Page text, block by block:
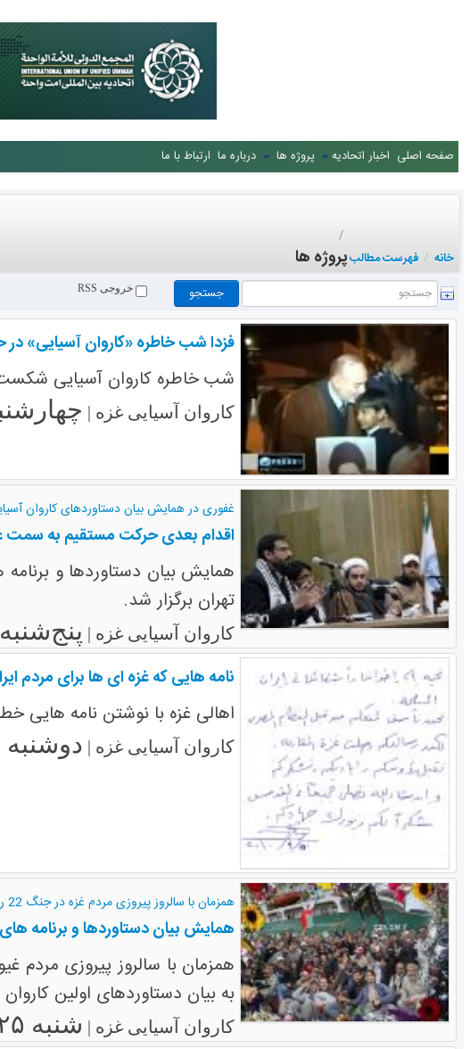
صفحه اصلی اخبار اتحادیه پروژه ها درباره ما ارتباط با ما
خانه / فهرست مطالب
/
پروژه ها
خروجی RSS
فزدا شب خاطره «کاروان آسیایی» در
شب خاطره کاروان آسیایی شکست
کاروان آسیایی غزه | چهارشنبه ۶ بهمن
غفوری در همایش بیان دستاوردهای کاروان
اقدام بعدی حرکت مستقیم به سمت
همایش بیان دستاوردها و
تهران برگزار شد.
کاروان آسیایی غزه | پنج‌شنبه ۳۰ دی ۱۳۸۹
نامه هایی که غزه ای ها برای مردم
اهالی غزه با نوشتن نامه هایی
کاروان آسیایی غزه | دوشنبه ۲۷ دی ۱۳۸۹
همزمان با سالروز پیروزی مردم غزه در جنگ 22 روزه:
همایش بیان دستاوردها و برنامه
به بیان دستاوردهای اولین
کاروان آسیایی غزه | شنبه ۲۵ دی ۱۳۸۹